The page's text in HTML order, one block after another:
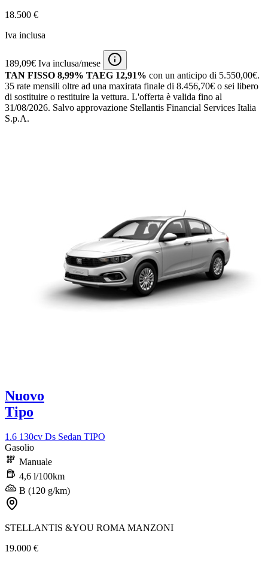
18.500 €
Iva inclusa
189,09€ Iva inclusa/mese
TAN FISSO 8,99% TAEG 12,91% con un anticipo di 5.550,00€.
35 rate mensili oltre ad una maxirata finale di 8.456,70€ o sei libero
di sostituire o restituire la vettura. L'offerta è valida fino al
31/08/2026. Salvo approvazione Stellantis Financial Services Italia
S.p.A.
Nuovo
Tipo
1.6 130cv Ds Sedan TIPO
Gasolio
Manuale
4,6 l/100km
B (120 g/km)
STELLANTIS &YOU ROMA MANZONI
19.000 €